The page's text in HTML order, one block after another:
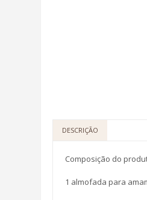
DESCRIÇÃO
Composição do
1 almofada para